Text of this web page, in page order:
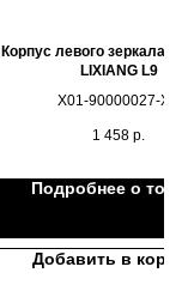
Корпус левого зеркала
LIXIANG L9
X01-90000027-XX
1 458 р.
Подробнее о
Добавить в